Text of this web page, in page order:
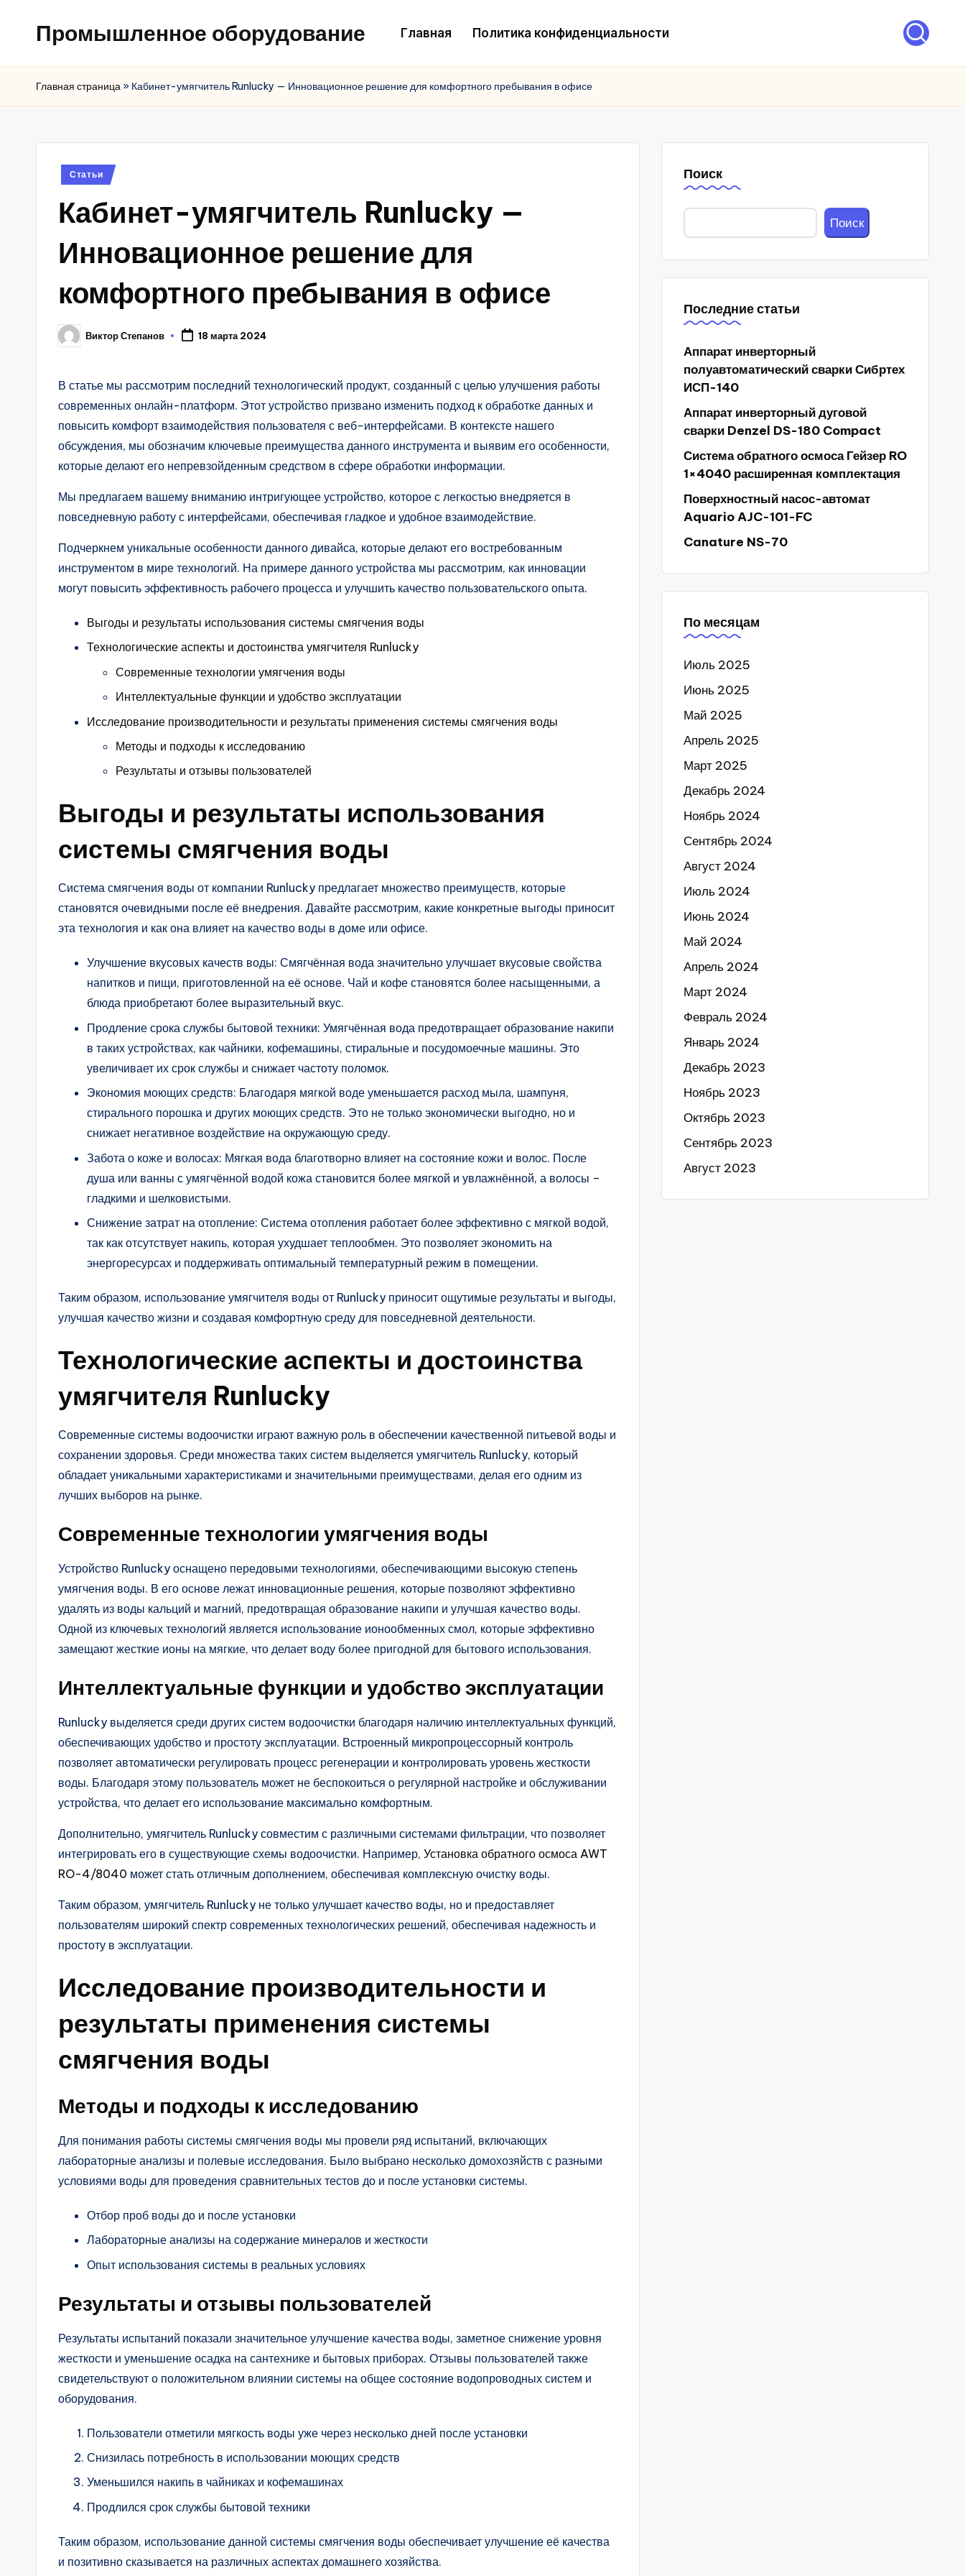
Промышленное оборудование Главная Политика конфиденциальности
Главная страница» Кабинет-умягчитель Runlucky — Инновационное решение для комфортного пребывания в офисе
Posted
Статьи
Кабинет-умягчитель Runlucky —
Инновационное решение для
комфортного пребывания в офисе
Posted
by
Виктор Степанов 18 марта 2024
В статье мы рассмотрим последний технологический продукт, созданный с целью улучшения работы
современных онлайн-платформ. Этот устройство призвано изменить подход к обработке данных и
повысить комфорт взаимодействия пользователя с веб-интерфейсами. В контексте нашего
обсуждения, мы обозначим ключевые преимущества данного инструмента и выявим его особенности,
которые делают его непревзойденным средством в сфере обработки информации.
Мы предлагаем вашему вниманию интригующее устройство, которое с легкостью внедряется в
повседневную работу с интерфейсами, обеспечивая гладкое и удобное взаимодействие.
Подчеркнем уникальные особенности данного дивайса, которые делают его востребованным
инструментом в мире технологий. На примере данного устройства мы рассмотрим, как инновации
могут повысить эффективность рабочего процесса и улучшить качество пользовательского опыта.
Выгоды и результаты использования системы смягчения воды
Технологические аспекты и достоинства умягчителя Runlucky
Современные технологии умягчения воды
Интеллектуальные функции и удобство эксплуатации
Исследование производительности и результаты применения системы смягчения воды
Методы и подходы к исследованию
Результаты и отзывы пользователей
Выгоды и результаты использования
системы смягчения воды
Система смягчения воды от компании Runlucky предлагает множество преимуществ, которые
становятся очевидными после её внедрения. Давайте рассмотрим, какие конкретные выгоды приносит
эта технология и как она влияет на качество воды в доме или офисе.
Улучшение вкусовых качеств воды: Смягчённая вода значительно улучшает вкусовые свойства
напитков и пищи, приготовленной на её основе. Чай и кофе становятся более насыщенными, а
блюда приобретают более выразительный вкус.
Продление срока службы бытовой техники: Умягчённая вода предотвращает образование накипи
в таких устройствах, как чайники, кофемашины, стиральные и посудомоечные машины. Это
увеличивает их срок службы и снижает частоту поломок.
Экономия моющих средств: Благодаря мягкой воде уменьшается расход мыла, шампуня,
стирального порошка и других моющих средств. Это не только экономически выгодно, но и
снижает негативное воздействие на окружающую среду.
Забота о коже и волосах: Мягкая вода благотворно влияет на состояние кожи и волос. После
душа или ванны с умягчённой водой кожа становится более мягкой и увлажнённой, а волосы –
гладкими и шелковистыми.
Снижение затрат на отопление: Система отопления работает более эффективно с мягкой водой,
так как отсутствует накипь, которая ухудшает теплообмен. Это позволяет экономить на
энергоресурсах и поддерживать оптимальный температурный режим в помещении.
Таким образом, использование умягчителя воды от Runlucky приносит ощутимые результаты и выгоды,
улучшая качество жизни и создавая комфортную среду для повседневной деятельности.
Технологические аспекты и достоинства
умягчителя Runlucky
Современные системы водоочистки играют важную роль в обеспечении качественной питьевой воды и
сохранении здоровья. Среди множества таких систем выделяется умягчитель Runlucky, который
обладает уникальными характеристиками и значительными преимуществами, делая его одним из
лучших выборов на рынке.
Современные технологии умягчения воды
Устройство Runlucky оснащено передовыми технологиями, обеспечивающими высокую степень
умягчения воды. В его основе лежат инновационные решения, которые позволяют эффективно
удалять из воды кальций и магний, предотвращая образование накипи и улучшая качество воды.
Одной из ключевых технологий является использование ионообменных смол, которые эффективно
замещают жесткие ионы на мягкие, что делает воду более пригодной для бытового использования.
Интеллектуальные функции и удобство эксплуатации
Runlucky выделяется среди других систем водоочистки благодаря наличию интеллектуальных функций,
обеспечивающих удобство и простоту эксплуатации. Встроенный микропроцессорный контроль
позволяет автоматически регулировать процесс регенерации и контролировать уровень жесткости
воды. Благодаря этому пользователь может не беспокоиться о регулярной настройке и обслуживании
устройства, что делает его использование максимально комфортным.
Дополнительно, умягчитель Runlucky совместим с различными системами фильтрации, что позволяет
интегрировать его в существующие схемы водоочистки. Например, Установка обратного осмоса AWT
RO-4/8040 может стать отличным дополнением, обеспечивая комплексную очистку воды.
Таким образом, умягчитель Runlucky не только улучшает качество воды, но и предоставляет
пользователям широкий спектр современных технологических решений, обеспечивая надежность и
простоту в эксплуатации.
Исследование производительности и
результаты применения системы
смягчения воды
Методы и подходы к исследованию
Для понимания работы системы смягчения воды мы провели ряд испытаний, включающих
лабораторные анализы и полевые исследования. Было выбрано несколько домохозяйств с разными
условиями воды для проведения сравнительных тестов до и после установки системы.
Отбор проб воды до и после установки
Лабораторные анализы на содержание минералов и жесткости
Опыт использования системы в реальных условиях
Результаты и отзывы пользователей
Результаты испытаний показали значительное улучшение качества воды, заметное снижение уровня
жесткости и уменьшение осадка на сантехнике и бытовых приборах. Отзывы пользователей также
свидетельствуют о положительном влиянии системы на общее состояние водопроводных систем и
оборудования.
Пользователи отметили мягкость воды уже через несколько дней после установки
Снизилась потребность в использовании моющих средств
Уменьшился накипь в чайниках и кофемашинах
Продлился срок службы бытовой техники
Таким образом, использование данной системы смягчения воды обеспечивает улучшение её качества
и позитивно сказывается на различных аспектах домашнего хозяйства.
Поиск
Поиск
Последние статьи
Аппарат инверторный
полуавтоматический сварки Сибртех
ИСП-140
Аппарат инверторный дуговой
сварки Denzel DS-180 Compact
Система обратного осмоса Гейзер RO
1×4040 расширенная комплектация
Поверхностный насос-автомат
Aquario AJC-101-FC
Canature NS-70
По месяцам
Июль 2025
Июнь 2025
Май 2025
Апрель 2025
Март 2025
Декабрь 2024
Ноябрь 2024
Сентябрь 2024
Август 2024
Июль 2024
Июнь 2024
Май 2024
Апрель 2024
Март 2024
Февраль 2024
Январь 2024
Декабрь 2023
Ноябрь 2023
Октябрь 2023
Сентябрь 2023
Август 2023